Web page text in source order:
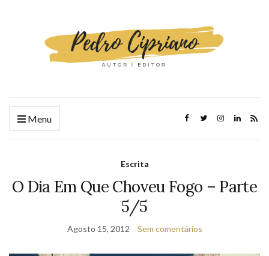
Menu
Escrita
O Dia Em Que Choveu Fogo – Parte
5/5
Agosto 15, 2012 Sem comentários